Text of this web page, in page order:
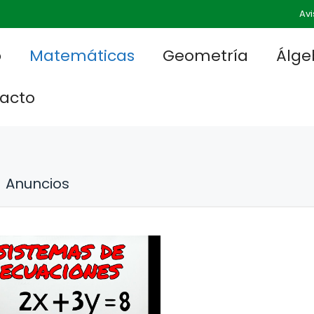
Matemáticas Geometría
Anuncios